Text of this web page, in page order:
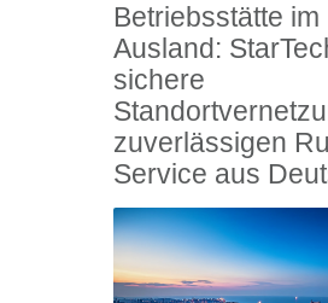
Betriebsstätte im
Ausland:
sichere
zuverlässigen
Service aus